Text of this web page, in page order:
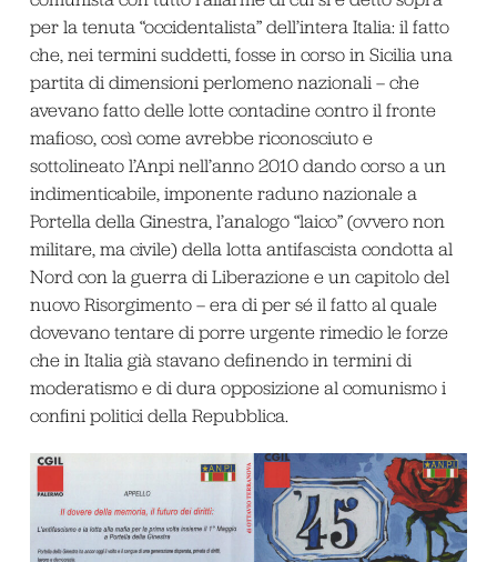
per la tenuta “occidentalista” dell’intera Italia: il fatto
che, nei termini suddetti, fosse in corso in Sicilia una
partita di dimensioni perlomeno nazionali – che
avevano fatto delle lotte contadine contro il fronte
mafioso, così come avrebbe riconosciuto e
sottolineato l’Anpi nell’anno 2010 dando corso a un
indimenticabile, imponente raduno nazionale a
Portella della Ginestra, l’analogo “laico” (ovvero non
militare, ma civile) della lotta antifascista condotta al
Nord con la guerra di Liberazione e un capitolo del
nuovo Risorgimento – era di per sé il fatto al quale
dovevano tentare di porre urgente rimedio le forze
che in Italia già stavano definendo in termini di
moderatismo e di dura opposizione al comunismo i
confini politici della Repubblica.